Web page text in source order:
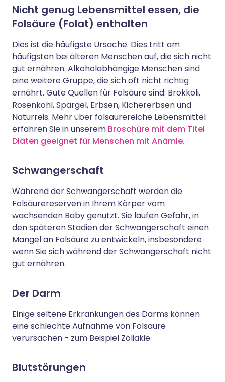
Nicht genug Lebensmittel essen, die
Folsäure (Folat) enthalten
Dies ist die häufigste Ursache. Dies tritt am
häufigsten bei älteren Menschen auf, die sich nicht
gut ernähren. Alkoholabhängige Menschen sind
eine weitere Gruppe, die sich oft nicht richtig
ernährt. Gute Quellen für Folsäure sind: Brokkoli,
Rosenkohl, Spargel, Erbsen, Kichererbsen und
Naturreis. Mehr über folsäurereiche Lebensmittel
erfahren Sie in unserem Broschüre mit dem Titel
Diäten geeignet für Menschen mit Anämie.
Schwangerschaft
Während der Schwangerschaft werden die
Folsäurereserven in Ihrem Körper vom
wachsenden Baby genutzt. Sie laufen Gefahr, in
den späteren Stadien der Schwangerschaft einen
Mangel an Folsäure zu entwickeln, insbesondere
wenn Sie sich während der Schwangerschaft nicht
gut ernähren.
Der Darm
Einige seltene Erkrankungen des Darms können
eine schlechte Aufnahme von Folsäure
verursachen - zum Beispiel Zöliakie.
Blutstörungen